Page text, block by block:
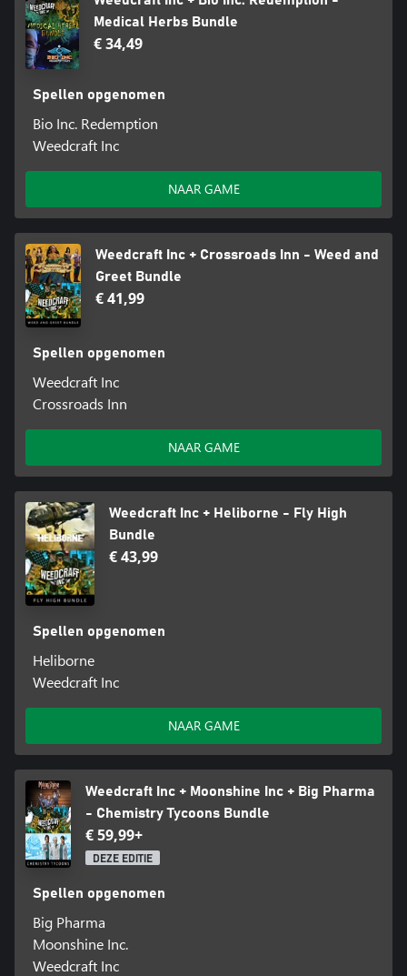
Medical Herbs Bundle
€ 34,49
Spellen opgenomen
Bio Inc. Redemption
Weedcraft Inc
NAAR GAME
Weedcraft Inc + Crossroads Inn - Weed and
Greet Bundle
€ 41,99
Spellen opgenomen
Weedcraft Inc
Crossroads Inn
NAAR GAME
Weedcraft Inc + Heliborne - Fly High
Bundle
€ 43,99
Spellen opgenomen
Heliborne
Weedcraft Inc
NAAR GAME
Weedcraft Inc + Moonshine Inc + Big Pharma
- Chemistry Tycoons Bundle
€ 59,99+
DEZE EDITIE
Spellen opgenomen
Big Pharma
Moonshine Inc.
Weedcraft Inc